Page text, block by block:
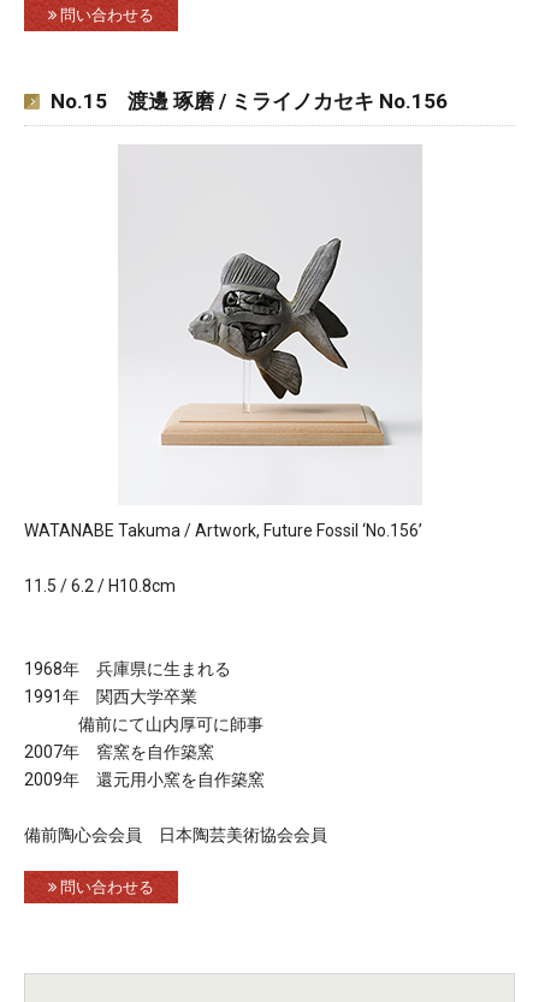
問い合わせる
No.15 渡邊 琢磨 / ミライノカセキ No.156
WATANABE Takuma / Artwork, Future Fossil ‘No.156’
11.5 / 6.2 / H10.8cm
1968年 兵庫県に生まれる
1991年 関西大学卒業
備前にて山内厚可に師事
2007年 窖窯を自作築窯
2009年 還元用小窯を自作築窯
備前陶心会会員 日本陶芸美術協会会員
問い合わせる